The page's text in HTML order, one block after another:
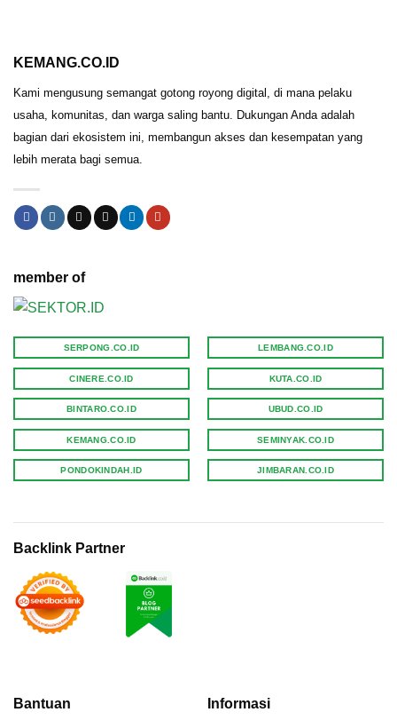
KEMANG.CO.ID
Kami mengusung semangat gotong royong digital, di mana pelaku
usaha, komunitas, dan warga saling bantu. Dukungan Anda adalah
bagian dari ekosistem ini, membangun akses dan kesempatan yang
lebih merata bagi semua.
Bantuan Informasi
member of
SERPONG.CO.ID
CINERE.CO.ID
BINTARO.CO.ID
KEMANG.CO.ID
PONDOKINDAH.ID
LEMBANG.CO.ID
KUTA.CO.ID
UBUD.CO.ID
SEMINYAK.CO.ID
JIMBARAN.CO.ID
Backlink Partner